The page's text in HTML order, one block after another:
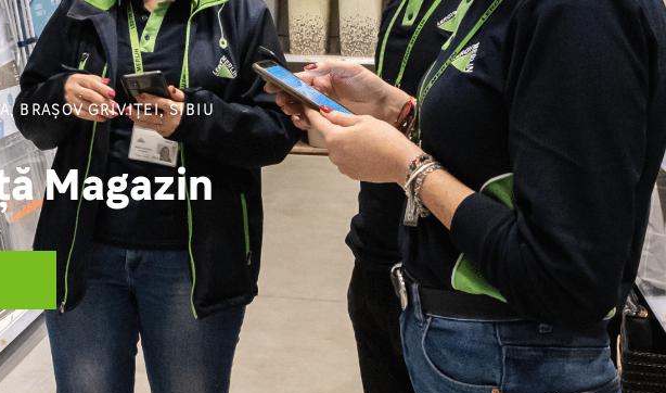
BRAȘOV GRIVIȚEI, SIBIU
Magazin